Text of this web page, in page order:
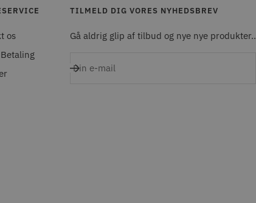
os
TILMELD DIG VORES NYHEDSBREV
Gå aldrig glip af tilbud og nye nye produkter..
Din e-mail